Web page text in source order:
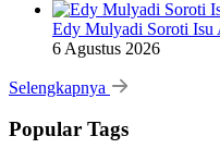
Edy Mulyadi Soroti Isu
6 Agustus 2026
Selengkapnya
Popular Tags